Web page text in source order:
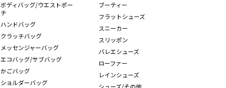
ボディバッグ/ウエストポー
チ
ハンドバッグ
クラッチバッグ
メッセンジャーバッグ
エコバッグ/サブバッグ
かごバッグ
ショルダーバッグ
ブーティー
フラットシューズ
スニーカー
スリッポン
バレエシューズ
ローファー
レインシューズ